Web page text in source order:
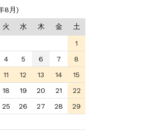
8月)
火 水 木 金 土
1
4 5 6 7
8
11 12 13 14
15
18 19 20 21
22
25 26 27 28
29